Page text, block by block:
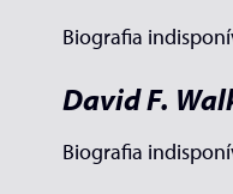
Biografia
David F.
Biografia